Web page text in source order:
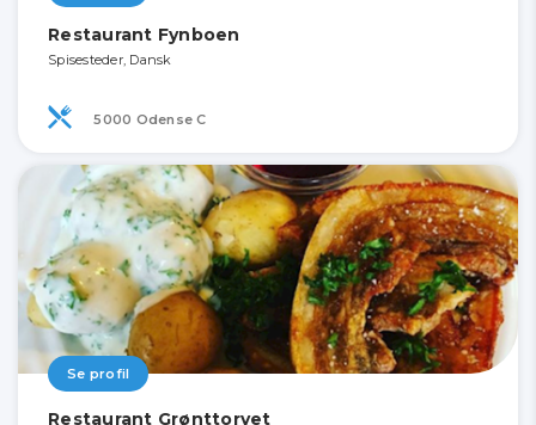
Restaurant Fynboen
Spisesteder, Dansk
5000 Odense C
Se profil
Restaurant Grønttorvet